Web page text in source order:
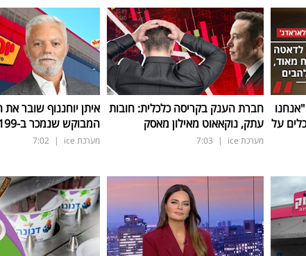
על
חברת הענק בקריסה כלכלית: חובות
עתק, נוקאאוט מאילון מאסק
מערכת ice |
7:03
איתן יוחננוף שובר
המבוקש שנמכר ב-199 שקל בלבד
מערכת ice |
7:02